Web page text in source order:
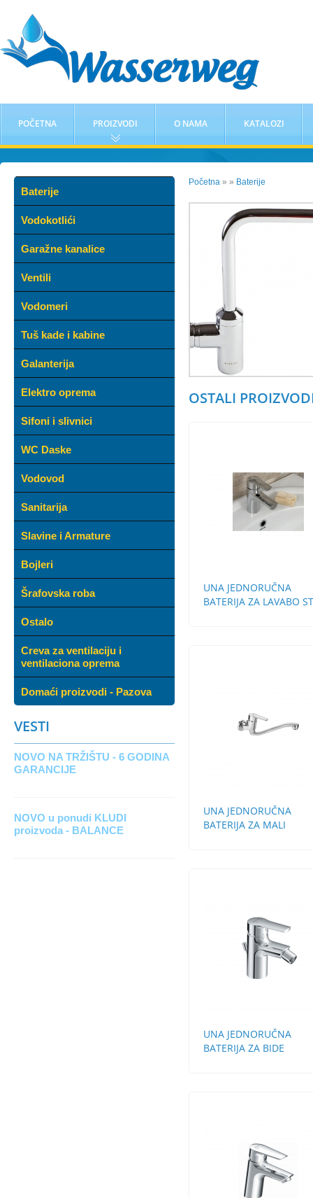
POČETNA PROIZVODI O NAMA KATALOZI
Baterije
Vodokotlići
Garažne kanalice
Ventili
Vodomeri
Tuš kade i kabine
Galanterija
Elektro oprema
Sifoni i slivnici
WC Daske
Vodovod
Sanitarija
Slavine i Armature
Bojleri
Šrafovska roba
Ostalo
Creva za ventilaciju i
ventilaciona oprema
Domaći proizvodi - Pazova
VESTI
NOVO NA TRŽIŠTU - 6 GODINA
GARANCIJE
NOVO u ponudi KLUDI
proizvoda - BALANCE
Početna » » Baterije
OSTALI
UNA JEDNORUČNA
BATERIJA ZA LAVABO
UNA JEDNORUČNA
BATERIJA ZA MALI
UNA JEDNORUČNA
BATERIJA ZA BIDE